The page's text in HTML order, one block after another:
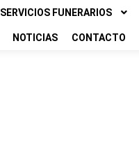
SERVICIOS FUNERARIOS
NOTICIAS CONTACTO